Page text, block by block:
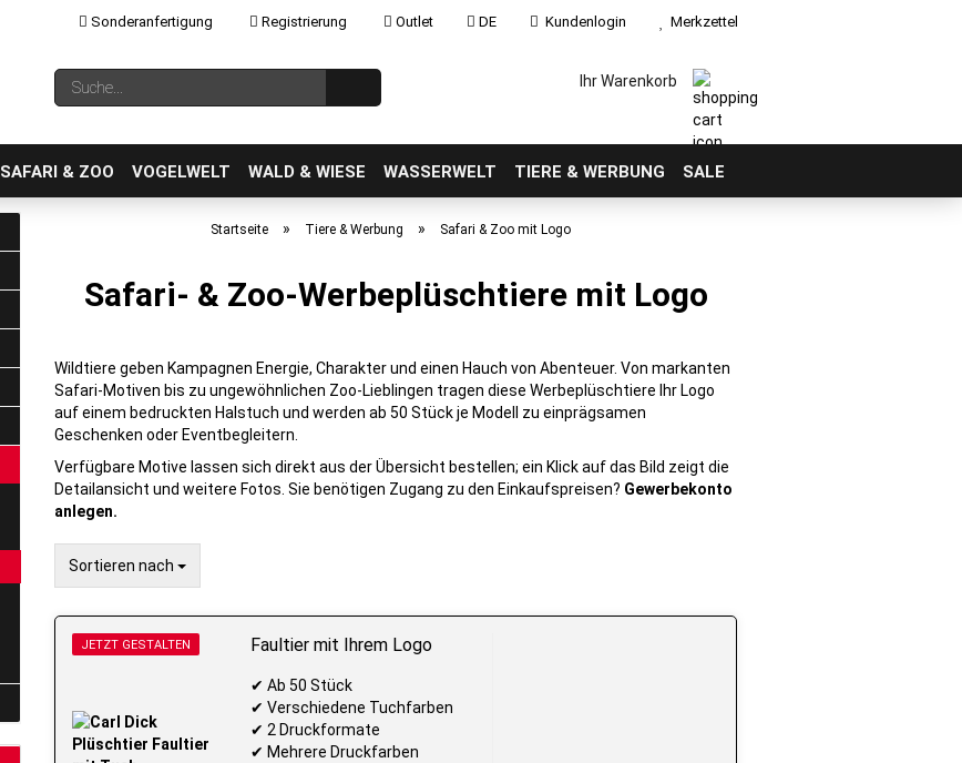
Sonderanfertigung Registrierung Outlet DE
Sprache auswählen
Kundenlogin
Passwort vergessen?
Merkzettel
Suche... Ihr Warenkorb
SAFARI & ZOO VOGELWELT WALD & WIESE WASSERWELT TIERE & WERBUNG SALE
Startseite » Tiere & Werbung » Safari & Zoo mit Logo
Safari- & Zoo-Werbeplüschtiere mit Logo
Wildtiere geben Kampagnen Energie, Charakter und einen Hauch von Abenteuer. Von markanten
Safari-Motiven bis zu ungewöhnlichen Zoo-Lieblingen tragen diese Werbeplüschtiere Ihr Logo
auf einem bedruckten Halstuch und werden ab 50 Stück je Modell zu einprägsamen
Geschenken oder Eventbegleitern.
Verfügbare Motive lassen sich direkt aus der Übersicht bestellen; ein Klick auf das Bild zeigt die
Detailansicht und weitere Fotos. Sie benötigen Zugang zu den Einkaufspreisen? Gewerbekonto
anlegen.
Sortieren nach
Sortieren nach
JETZT GESTALTEN Faultier mit Ihrem Logo
✔ Ab 50 Stück
✔ Verschiedene Tuchfarben
✔ 2 Druckformate
✔ Mehrere Druckfarben